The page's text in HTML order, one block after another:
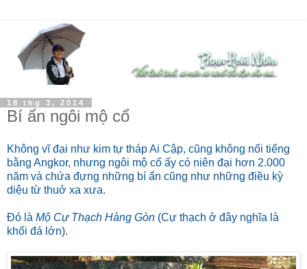
18 thg 3, 2014
Bí ẩn ngôi mộ cổ
Không vĩ đại như kim tự tháp Ai Cập, cũng không nổi tiếng
bằng Angkor, nhưng ngôi mộ cổ ấy có niên đại hơn 2.000
năm và chứa đựng những bí ẩn cũng như những điều kỳ
diệu từ thuở xa xưa.
Đó là Mộ Cự Thạch Hàng Gòn (Cự thạch ở đây nghĩa là
khối đá lớn).